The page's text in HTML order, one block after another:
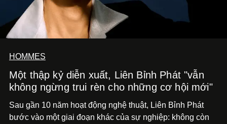
HOMMES
Một thập kỷ diễn xuất, Liên Bỉnh Phát "vẫn
không ngừng trui rèn cho những cơ hội mới"
Sau gần 10 năm hoạt động nghệ thuật, Liên Bỉnh Phát
bước vào một giai đoạn khác của sự nghiệp: không còn